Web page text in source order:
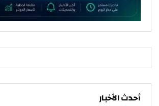
أحدث الأخبار